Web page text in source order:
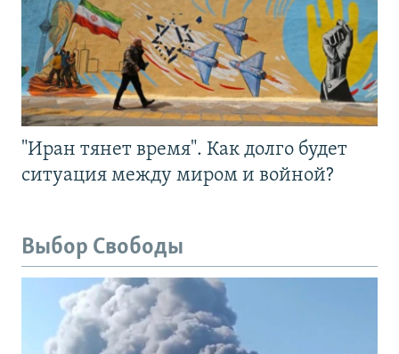
"Иран тянет время". Как долго будет
ситуация между миром и войной?
Выбор Свободы